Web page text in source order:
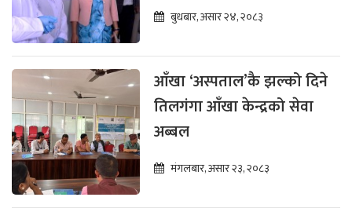
बुधबार, असार २४, २०८३
आँखा ‘अस्पताल’कै झल्को दिने
तिलगंगा आँखा केन्द्रको सेवा
अब्बल
मंगलबार, असार २३, २०८३